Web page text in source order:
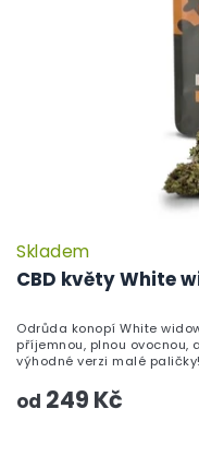
CBD květy White
Skladem
od 249 Kč
Odrůda konopí White
příjemnou, plnou ovocnou,
výhodné verzi malé paličky!